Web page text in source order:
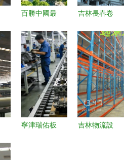
百勝中國最
鏈中心落成
智能化物流
與自動化倉
儲設備引領
行業革新
吉林長春卷
推進物流自
動化 現代
化工程設備
提升倉儲效
率
寧津瑞佑板
吉林物流設